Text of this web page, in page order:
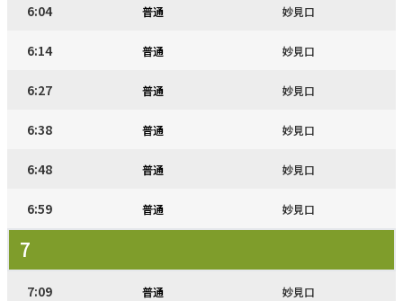
6:04 普通 妙見口
6:14 普通 妙見口
6:27 普通 妙見口
6:38 普通 妙見口
6:48 普通 妙見口
6:59 普通 妙見口
7
7:09 普通 妙見口